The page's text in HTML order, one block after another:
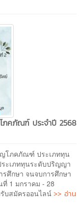
ภคภัณฑ์ ประจำปี 2568
ญโภคภัณฑ์ ประเภททุน
ะเภททุนระดับปริญญา
ศึกษา จนจบการศึกษา
1 มกราคม - 28
บสมัครออนไลน์ >> อ่าน